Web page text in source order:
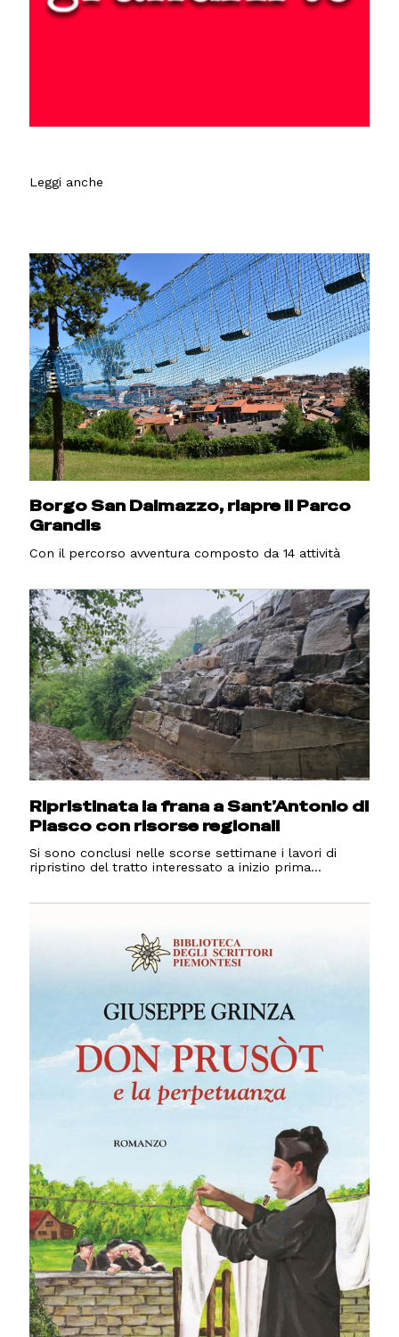
Leggi anche
Borgo San Dalmazzo, riapre il Parco
Grandis
Con il percorso avventura composto da 14 attività
Ripristinata la frana a Sant’Antonio di
Piasco con risorse regionali
Si sono conclusi nelle scorse settimane i lavori di
ripristino del tratto interessato a inizio prima...